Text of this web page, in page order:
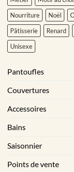
Nourriture
Noël
Pâtisserie
Renard
Unisexe
Pantoufles
Couvertures
Accessoires
Bains
Saisonnier
Points de vente